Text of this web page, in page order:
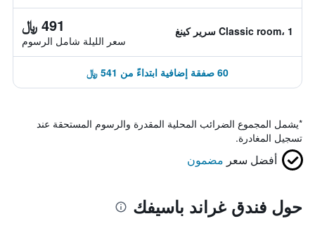
Classic room، 1 سرير كينغ 491 ﷼
سعر الليلة شامل الرسوم
60 صفقة إضافية ابتداءً من 541 ﷼
*يشمل المجموع الضرائب المحلية المقدرة والرسوم المستحقة عند
تسجيل المغادرة.
أفضل سعر مضمون
حول فندق غراند باسيفك